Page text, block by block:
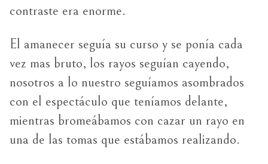
contraste era enorme.
El amanecer seguía su curso y se ponía cada
vez mas bruto, los rayos seguían cayendo,
nosotros a lo nuestro seguíamos asombrados
con el espectáculo que teníamos delante,
mientras bromeábamos con cazar un rayo en
una de las tomas que estábamos realizando.